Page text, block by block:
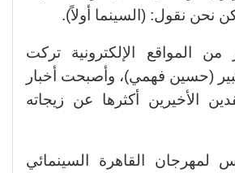
نحن نقول: (السينما أولاً).
من المواقع الإلكترونية تركت
(حسين فهمي)، وأصبحت أخبار
الأخيرين أكثرها عن زيجاته
لمهرجان القاهرة السينمائي